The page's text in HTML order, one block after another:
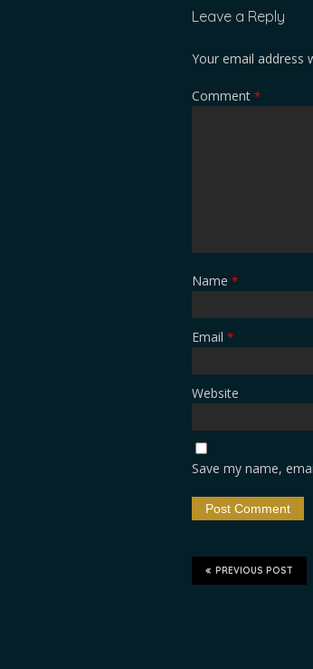
Leave a Reply
Your email address
Comment *
Name *
Email *
Website
Save my name,
PREVIOUS POST